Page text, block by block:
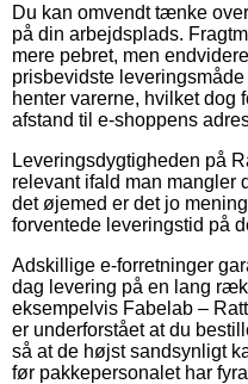
Du kan omvendt tænke
på din arbejdsplads.
mere pebret, men
prisbevidste
henter varerne, hvilket dog
afstand til e-shoppens
Leveringsdygtigheden på
relevant ifald man mangler
det øjemed er det jo
forventede leveringstid på
Adskillige e-forretninger
dag levering på en lang
eksempelvis Fabelab –
er underforstået at du
så at de højst sandsynligt
før pakkepersonalet har